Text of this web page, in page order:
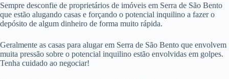
Sempre desconfie de proprietários de imóveis em Serra de São Bento
que estão alugando casas e forçando o potencial inquilino a fazer o
depósito de algum dinheiro de forma muito rápida.
Geralmente as casas para alugar em Serra de São Bento que envolvem
muita pressão sobre o potencial inquilino estão envolvidas em golpes.
Tenha cuidado ao negociar!